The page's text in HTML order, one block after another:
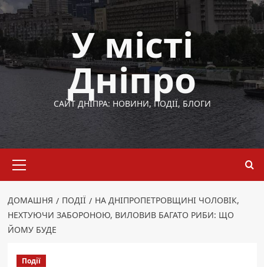
Перейти
до
вмісту
У місті
Дніпро
САЙТ ДНІПРА: НОВИНИ, ПОДІЇ, БЛОГИ
меню
ДОМАШНЯ ПОДІЇ
НА ДНІПРОПЕТРОВЩИНІ ЧОЛОВІК,
НЕХТУЮЧИ ЗАБОРОНОЮ, ВИЛОВИВ БАГАТО РИБИ: ЩО
ЙОМУ БУДЕ
Події